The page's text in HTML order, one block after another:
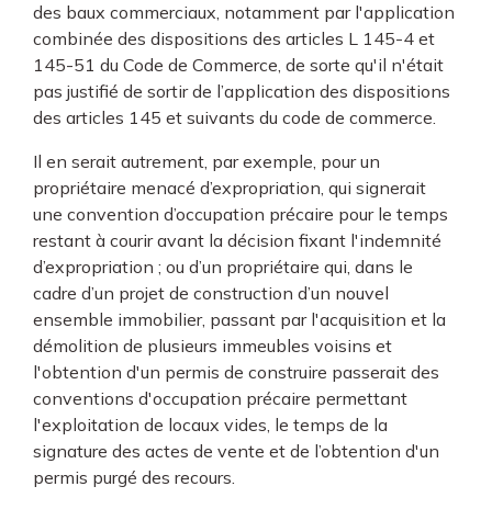
des baux commerciaux, notamment par l'application
combinée des dispositions des articles L 145-4 et
145-51 du Code de Commerce, de sorte qu'il n'était
pas justifié de sortir de l’application des dispositions
des articles 145 et suivants du code de commerce.
Il en serait autrement, par exemple, pour un
propriétaire menacé d’expropriation, qui signerait
une convention d’occupation précaire pour le temps
restant à courir avant la décision fixant l'indemnité
d’expropriation ; ou d’un propriétaire qui, dans le
cadre d’un projet de construction d’un nouvel
ensemble immobilier, passant par l'acquisition et la
démolition de plusieurs immeubles voisins et
l'obtention d'un permis de construire passerait des
conventions d'occupation précaire permettant
l'exploitation de locaux vides, le temps de la
signature des actes de vente et de l’obtention d'un
permis purgé des recours.